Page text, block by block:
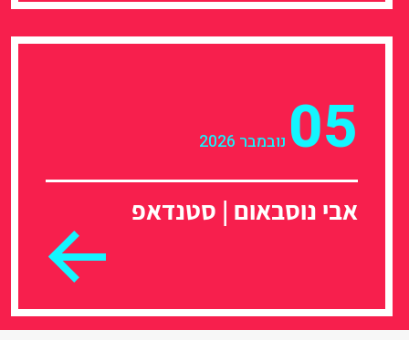
05 נובמבר 2026
אבי נוסבאום | סטנדאפ